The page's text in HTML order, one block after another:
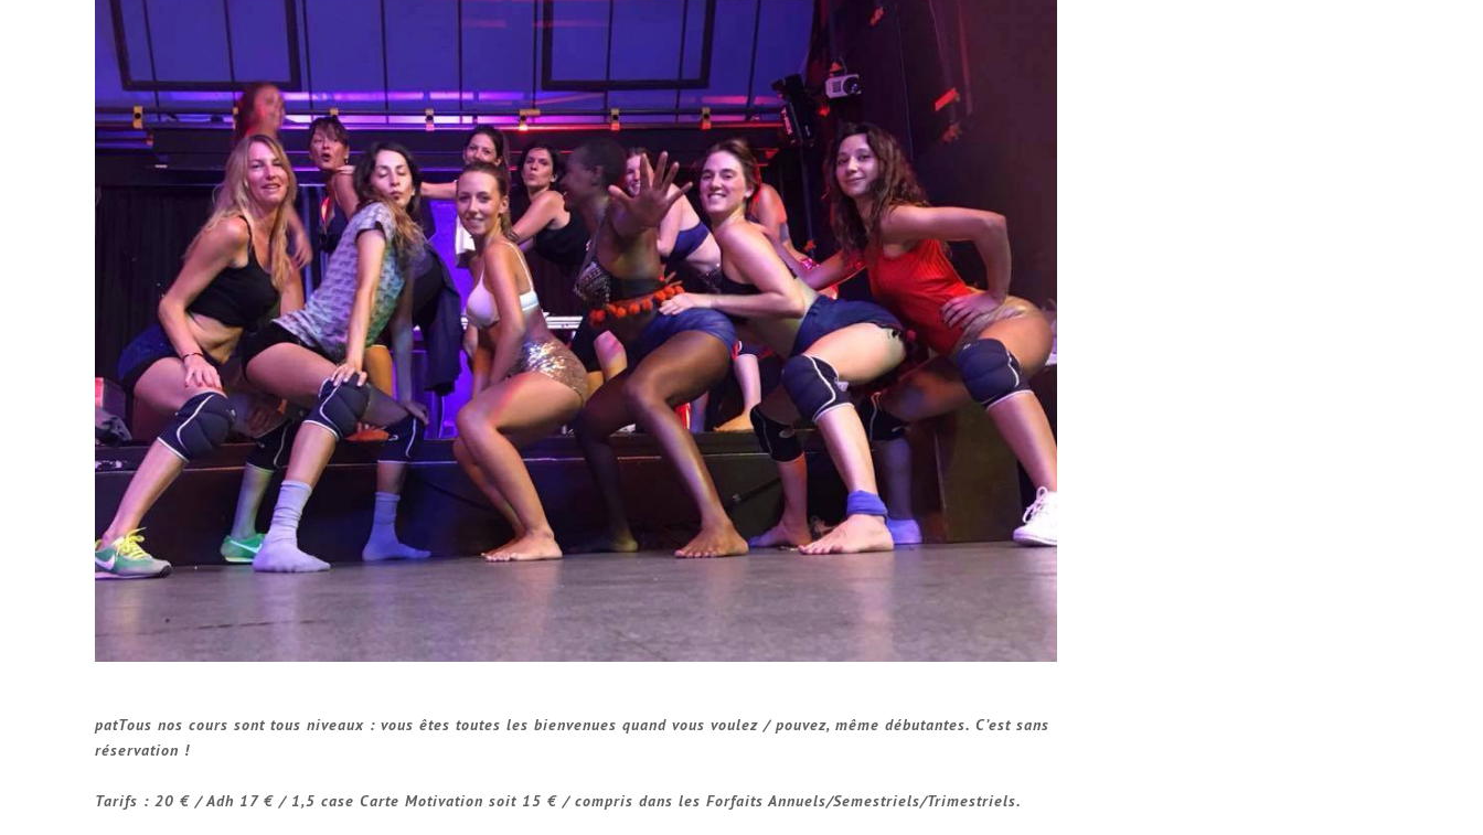
patTous nos cours sont tous niveaux : vous êtes toutes les bienvenues quand vous voulez / pouvez, même débutantes. C’est sans
réservation !
Tarifs : 20 € / Adh 17 € / 1,5 case Carte Motivation soit 15 € / compris dans les Forfaits Annuels/Semestriels/Trimestriels.